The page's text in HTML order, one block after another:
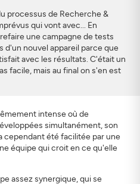
processus de Recherche &
qui vont avec... En
une campagne de tests
d'un nouvel appareil parce que
avec les résultats. C'était un
facile, mais au final on s'en est
intense où de
simultanément, son
cependant été facilitée par une
équipe qui croit en ce qu'elle
assez synergique, qui se